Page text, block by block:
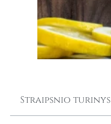
Straipsnio turinys